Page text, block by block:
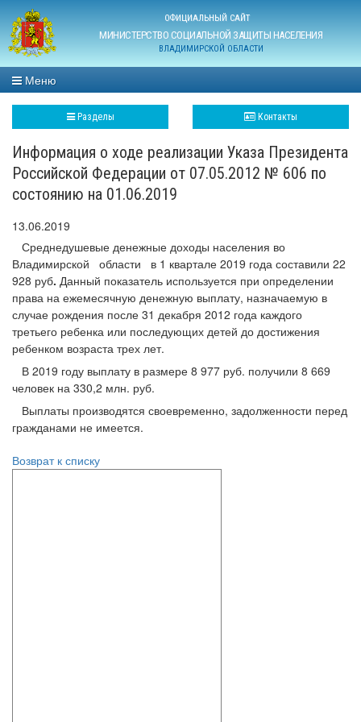
ОФИЦИАЛЬНЫЙ САЙТ
МИНИСТЕРСТВО СОЦИАЛЬНОЙ ЗАЩИТЫ НАСЕЛЕНИЯ
ВЛАДИМИРСКОЙ ОБЛАСТИ
Меню
Разделы Контакты
Информация о ходе реализации Указа Президента
Российской Федерации от 07.05.2012 № 606 по
состоянию на 01.06.2019
13.06.2019
Среднедушевые денежные доходы населения во
Владимирской области в 1 квартале 2019 года составили 22
928 руб. Данный показатель используется при определении
права на ежемесячную денежную выплату, назначаемую в
случае рождения после 31 декабря 2012 года каждого
третьего ребенка или последующих детей до достижения
ребенком возраста трех лет.
В 2019 году выплату в размере 8 977 руб. получили 8 669
человек на 330,2 млн. руб.
Выплаты производятся своевременно, задолженности перед
гражданами не имеется.
Возврат к списку